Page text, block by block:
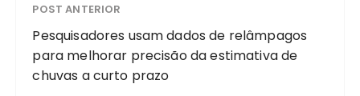
POST ANTERIOR
Pesquisadores usam dados de relâmpagos
para melhorar precisão da estimativa de
chuvas a curto prazo